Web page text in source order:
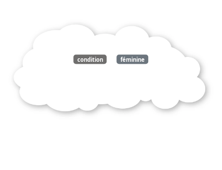
condition féminine